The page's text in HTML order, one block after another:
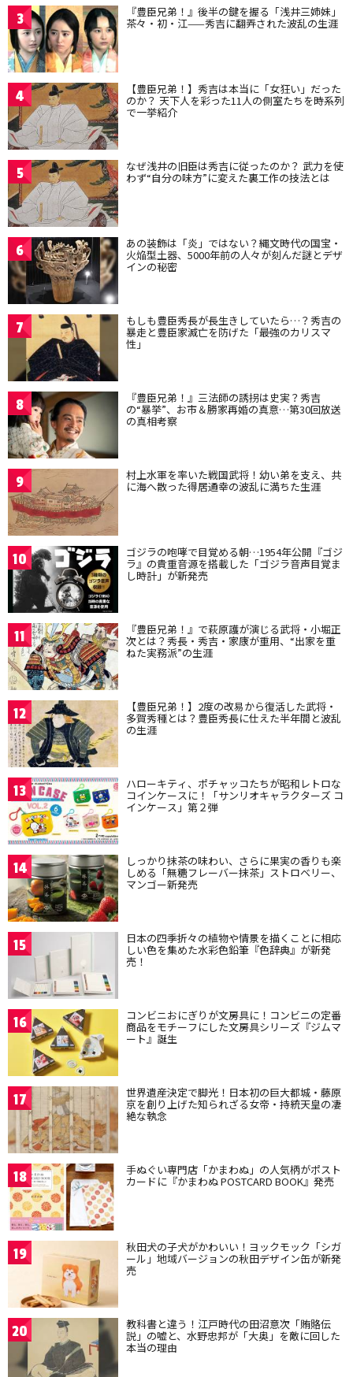
3 『豊臣兄弟！』後半の鍵を握る「浅井三姉妹」
茶々・初・江——秀吉に翻弄された波乱の生涯
4 【豊臣兄弟！】秀吉は本当に「女狂い」だった
のか？ 天下人を彩った11人の側室たちを時系列
で一挙紹介
5 なぜ浅井の旧臣は秀吉に従ったのか？ 武力を使
わず“自分の味方”に変えた裏工作の技法とは
6 あの装飾は「炎」ではない？縄文時代の国宝・
火焔型土器、5000年前の人々が刻んだ謎とデザ
インの秘密
7 もしも豊臣秀長が長生きしていたら…？秀吉の
暴走と豊臣家滅亡を防げた「最強のカリスマ
性」
8 『豊臣兄弟！』三法師の誘拐は史実？秀吉
の“暴挙”、お市＆勝家再婚の真意…第30回放送
の真相考察
9 村上水軍を率いた戦国武将！幼い弟を支え、共
に海へ散った得居通幸の波乱に満ちた生涯
10 ゴジラの咆哮で目覚める朝…1954年公開『ゴジ
ラ』の貴重音源を搭載した「ゴジラ音声目覚ま
し時計」が新発売
11 『豊臣兄弟！』で萩原護が演じる武将・小堀正
次とは？秀長・秀吉・家康が重用、“出家を重
ねた実務派”の生涯
12 【豊臣兄弟！】2度の改易から復活した武将・
多賀秀種とは？豊臣秀長に仕えた半年間と波乱
の生涯
13 ハローキティ、ポチャッコたちが昭和レトロな
コインケースに！「サンリオキャラクターズ コ
インケース」第２弾
14 しっかり抹茶の味わい、さらに果実の香りも楽
しめる「無糖フレーバー抹茶」ストロベリー、
マンゴー新発売
15 日本の四季折々の植物や情景を描くことに相応
しい色を集めた水彩色鉛筆『色辞典』が新発
売！
16 コンビニおにぎりが文房具に！コンビニの定番
商品をモチーフにした文房具シリーズ『ジムマ
ート』誕生
17 世界遺産決定で脚光！日本初の巨大都城・藤原
京を創り上げた知られざる女帝・持統天皇の凄
絶な執念
18 手ぬぐい専門店「かまわぬ」の人気柄がポスト
カードに『かまわぬ POSTCARD BOOK』発売
19 秋田犬の子犬がかわいい！ヨックモック「シガ
ール」地域バージョンの秋田デザイン缶が新発
売
20 教科書と違う！江戸時代の田沼意次「賄賂伝
説」の嘘と、水野忠邦が「大奥」を敵に回した
本当の理由